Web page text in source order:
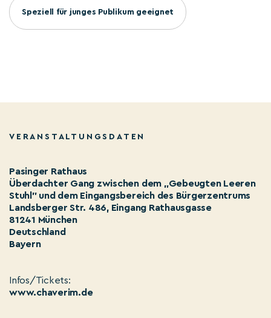
Speziell für junges Publikum geeignet
VERANSTALTUNGSDATEN
Pasinger Rathaus
Überdachter Gang zwischen dem „Gebeugten Leeren
Stuhl" und dem Eingangsbereich des Bürgerzentrums
Landsberger Str. 486, Eingang Rathausgasse
81241 München
Deutschland
Bayern
Infos/Tickets:
www.chaverim.de